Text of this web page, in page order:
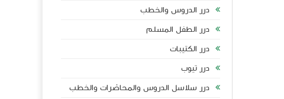
درر الدروس والخطب
درر الطفل المسلم
درر الكتيبات
درر تيوب
درر سلاسل الدروس والمحاضرات والخطب